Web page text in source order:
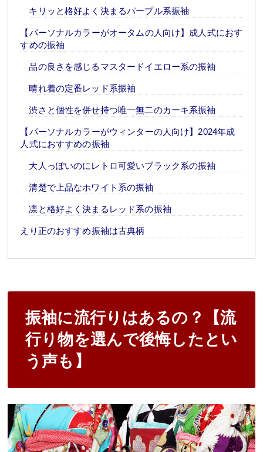
キリッと格好よく決まるパープル系振袖
【パーソナルカラーがオータムの人向け】成人式におす
すめの振袖
品の良さを感じるマスタードイエロー系の振袖
晴れ着の定番レッド系振袖
渋さと個性を併せ持つ唯一無二のカーキ系振袖
【パーソナルカラーがウィンターの人向け】2024年成
人式におすすめの振袖
大人っぽいのにレトロ可愛いブラック系の振袖
清楚で上品なホワイト系の振袖
凛と格好よく決まるレッド系の振袖
えり正のおすすめ振袖は古典柄
振袖に流行りはあるの？【流
行り物を選んで後悔したとい
う声も】